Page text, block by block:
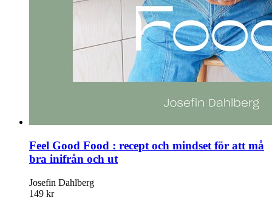
Feel Good Food : recept och mindset för att må
bra inifrån och ut
Josefin Dahlberg
149 kr